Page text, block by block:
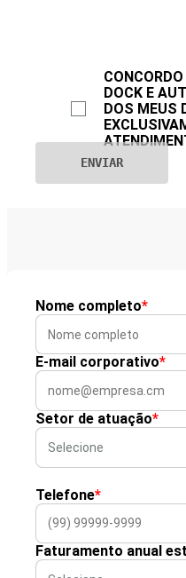
DOCK E
DOS MEUS
Nome completo*
E-mail corporativo*
Setor de atuação*
Telefone*
Faturamento anual